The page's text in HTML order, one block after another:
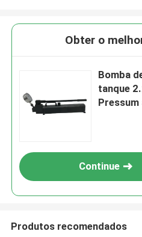
Obter o
Bomba
tanque
Continue
Produtos recomendados